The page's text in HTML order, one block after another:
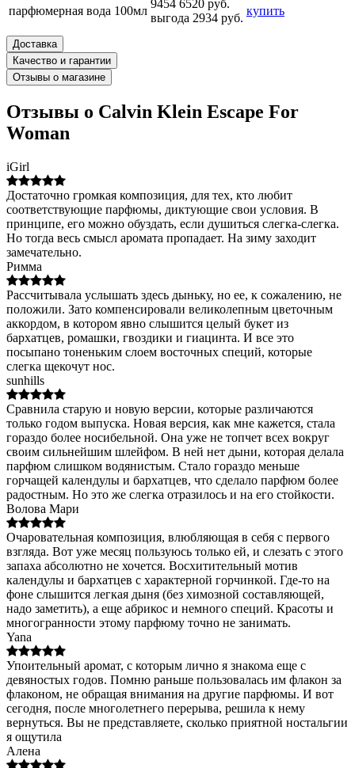
парфюмерная вода 100мл
9454 6520 руб.
выгода 2934 руб.
купить
Доставка
Качество и гарантии
Отзывы о магазине
Отзывы о Calvin Klein Escape For
Woman
iGirl
Достаточно громкая композиция, для тех, кто любит
соответствующие парфюмы, диктующие свои условия. В
принципе, его можно обуздать, если душиться слегка-слегка.
Но тогда весь смысл аромата пропадает. На зиму заходит
замечательно.
Римма
Рассчитывала услышать здесь дыньку, но ее, к сожалению, не
положили. Зато компенсировали великолепным цветочным
аккордом, в котором явно слышится целый букет из
бархатцев, ромашки, гвоздики и гиацинта. И все это
посыпано тоненьким слоем восточных специй, которые
слегка щекочут нос.
sunhills
Сравнила старую и новую версии, которые различаются
только годом выпуска. Новая версия, как мне кажется, стала
гораздо более носибельной. Она уже не топчет всех вокруг
своим сильнейшим шлейфом. В ней нет дыни, которая делала
парфюм слишком водянистым. Стало гораздо меньше
горчащей календулы и бархатцев, что сделало парфюм более
радостным. Но это же слегка отразилось и на его стойкости.
Волова Мари
Очаровательная композиция, влюбляющая в себя с первого
взгляда. Вот уже месяц пользуюсь только ей, и слезать с этого
запаха абсолютно не хочется. Восхитительный мотив
календулы и бархатцев с характерной горчинкой. Где-то на
фоне слышится легкая дыня (без химозной составляющей,
надо заметить), а еще абрикос и немного специй. Красоты и
многогранности этому парфюму точно не занимать.
Yana
Упоительный аромат, с которым лично я знакома еще с
девяностых годов. Помню раньше пользовалась им флакон за
флаконом, не обращая внимания на другие парфюмы. И вот
сегодня, после многолетнего перерыва, решила к нему
вернуться. Вы не представляете, сколько приятной ностальгии
я ощутила
Алена